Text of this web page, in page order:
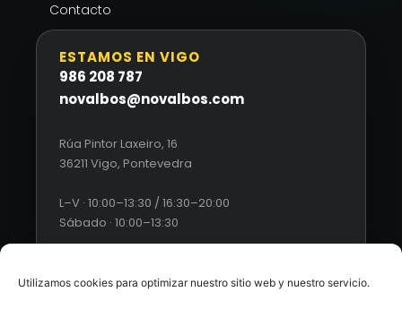
Utilizamos cookies para optimizar nuestro sitio web y nuestro servicio.
Contacto
ESTAMOS EN VIGO
986 208 787
novalbos@novalbos.com
Rúa Pintor Laxeiro, 16
36211 Vigo, Pontevedra
L–V · 10:00–13:30 / 16:30–20:00
Sábado · 10:00–13:30